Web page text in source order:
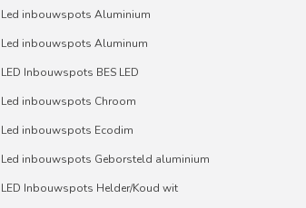
Led inbouwspots Aluminium
Led inbouwspots Aluminum
LED Inbouwspots BES LED
Led inbouwspots Chroom
Led inbouwspots Ecodim
Led inbouwspots Geborsteld aluminium
LED Inbouwspots Helder/Koud wit